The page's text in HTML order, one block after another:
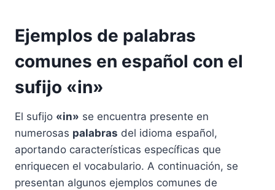
Ejemplos de palabras
comunes en español con el
sufijo «in»
El sufijo «in» se encuentra presente en
numerosas palabras del idioma español,
aportando características específicas que
enriquecen el vocabulario. A continuación, se
presentan algunos ejemplos comunes de